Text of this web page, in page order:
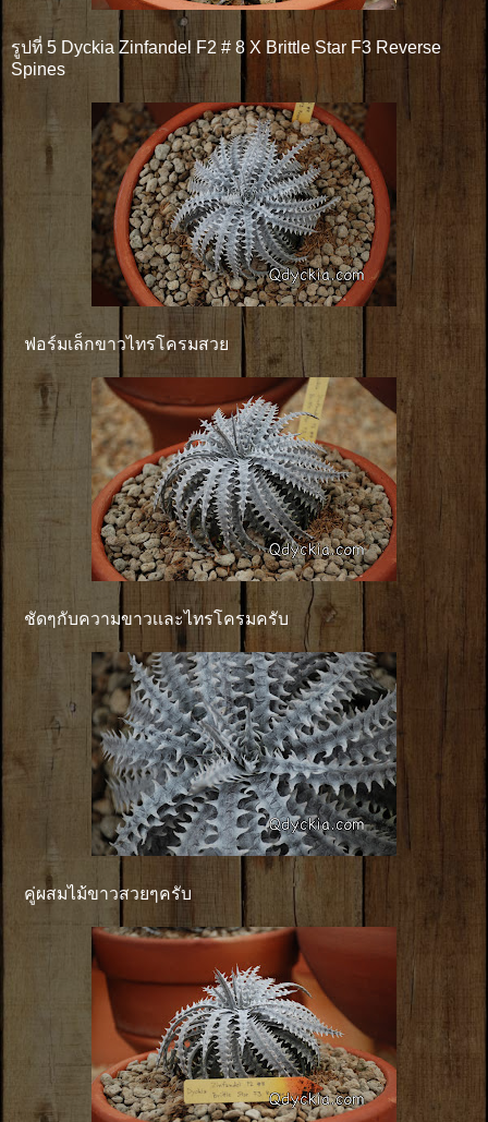
รูปที่ 5 Dyckia Zinfandel F2 # 8 X Brittle Star F3 Reverse
Spines
ฟอร์มเล็กขาวไทรโครมสวย
ชัดๆกับความขาวเเละไทรโครมครับ
คู่ผสมไม้ขาวสวยๆครับ